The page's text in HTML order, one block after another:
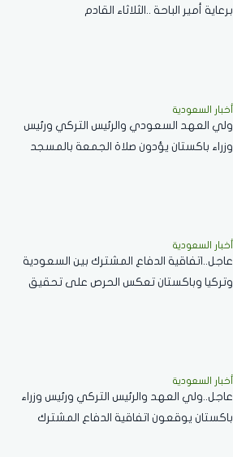
برعاية أمير الباحة ..الثلاثاء القادم
أخبار السعودية
ولي العهد السعودي والرئيس التركي ورئيس
وزراء باكستان يؤدون صلاة الجمعة بالمسجد
أخبار السعودية
عاجل..اتفاقية الدفاع المشترك بين السعودية
وتركيا وباكستان تعكس الحرص على تحقيق
أخبار السعودية
عاجل..ولي العهد والرئيس التركي ورئيس وزراء
باكستان يوقعون اتفاقية الدفاع المشترك